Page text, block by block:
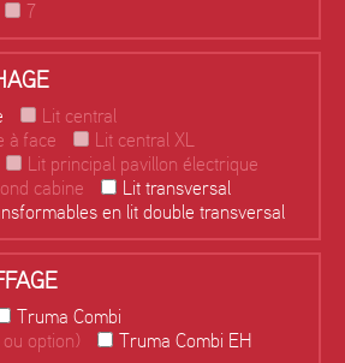
7
Lit central
à face
Lit central XL
Lit principal pavillon électrique
cabine
Lit transversal
en lit double transversal
Truma Combi
option)
Truma Combi EH